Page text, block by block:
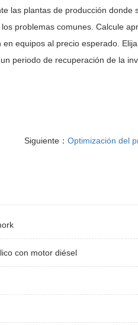
las plantas de producción donde
problemas comunes. Calcule
equipos al precio esperado.
periodo de recuperación de la
Siguiente： Optimización del
con motor diésel